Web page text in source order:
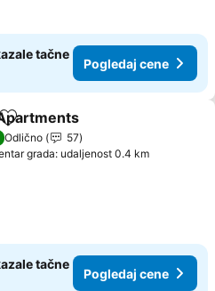
tačne
Pogledaj cene
Dodati u favorite
Odlično
57
grada: udaljenost 0.4 km
tačne
Pogledaj cene